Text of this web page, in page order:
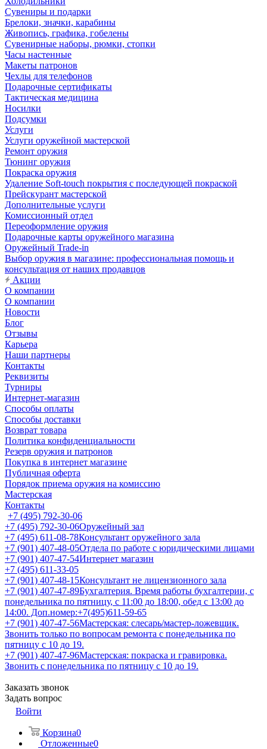
Сувениры и подарки
Брелоки, значки, карабины
Живопись, графика, гобелены
Сувенирные наборы, рюмки, стопки
Часы настенные
Макеты патронов
Чехлы для телефонов
Подарочные сертификаты
Тактическая медицина
Носилки
Подсумки
Услуги
Услуги оружейной мастерской
Ремонт оружия
Тюнинг оружия
Покраска оружия
Удаление Soft-touch покрытия с последующей покраской
Прейскурант мастерской
Дополнительные услуги
Комиссионный отдел
Переоформление оружия
Подарочные карты оружейного магазина
Оружейный Trade-in
Выбор оружия в магазине: профессиональная помощь и
консультация от наших продавцов
Акции
О компании
О компании
Новости
Блог
Отзывы
Карьера
Наши партнеры
Контакты
Реквизиты
Турниры
Интернет-магазин
Способы оплаты
Способы доставки
Возврат товара
Политика конфиденциальности
Резерв оружия и патронов
Покупка в интернет магазине
Публичная оферта
Порядок приема оружия на комиссию
Мастерская
Контакты
+7 (495) 792-30-06
+7 (495) 792-30-06Оружейный зал
+7 (495) 611-08-78Консультант оружейного зала
+7 (901) 407-48-05Отдела по работе с юридическими лицами
+7 (901) 407-47-54Интернет магазин
+7 (495) 611-33-05
+7 (901) 407-48-15Консультант не лицензионного зала
+7 (901) 407-47-89Бухгалтерия. Время работы бухгалтерии, с
понедельника по пятницу, с 11:00 до 18:00, обед с 13:00 до
14:00. Доп.номер:+7(495)611-59-65
+7 (901) 407-47-56Мастерская: слесарь/мастер-ложевщик.
Звонить только по вопросам ремонта с понедельника по
пятницу с 10 до 19.
+7 (901) 407-47-96Мастерская: покраска и гравировка.
Звонить с понедельника по пятницу с 10 до 19.
Заказать звонок
Задать вопрос
Войти
Корзина0
Отложенные0